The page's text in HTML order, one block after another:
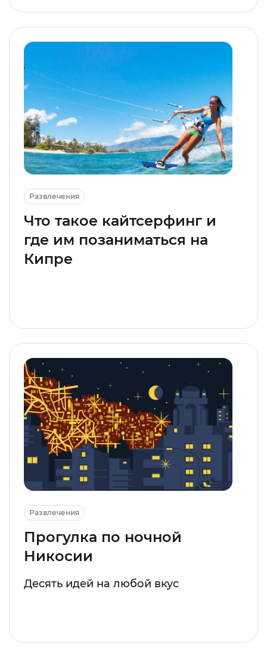
Развлечения
Что такое кайтсерфинг и
где им позаниматься на
Кипре
Развлечения
Прогулка по ночной
Никосии
Десять идей на любой вкус